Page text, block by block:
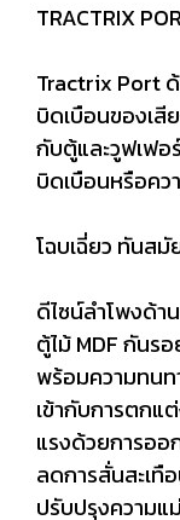
TRACTRIX
Tractrix Port
บิดเบือนของเสี
กับตู้และวูฟเฟอ
บิดเบือนหรือค
โฉบเฉี่ยว ทันส
ดีไซน์ลำโพงด้า
ตู้ไม้ MDF กันร
พร้อมความทนท
เข้ากับการตกแ
แรงด้วยการอ
ลดการสั่นสะเทื
ปรับปรุงความแ